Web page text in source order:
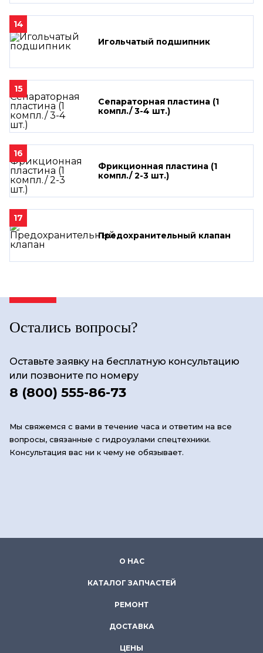
14
Игольчатый подшипник
15
Сепараторная пластина (1
компл./ 3-4 шт.)
16
Фрикционная пластина (1
компл./ 2-3 шт.)
17
Предохранительный клапан
Остались вопросы?
Оставьте заявку на бесплатную консультацию
или позвоните по номеру
8 (800) 555-86-73
Мы свяжемся с вами в течение часа и ответим на все
вопросы, связанные с гидроузлами спецтехники.
Консультация вас ни к чему не обязывает.
О НАС
КАТАЛОГ ЗАПЧАСТЕЙ
РЕМОНТ
ДОСТАВКА
ЦЕНЫ